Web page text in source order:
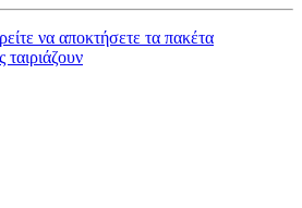
να αποκτήσετε τα πακέτα